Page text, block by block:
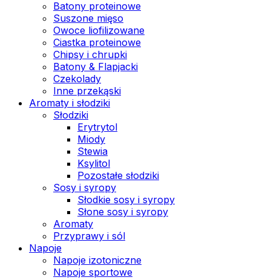
Batony proteinowe
Suszone mięso
Owoce liofilizowane
Ciastka proteinowe
Chipsy i chrupki
Batony & Flapjacki
Czekolady
Inne przekąski
Aromaty i słodziki
Słodziki
Erytrytol
Miody
Stewia
Ksylitol
Pozostałe słodziki
Sosy i syropy
Słodkie sosy i syropy
Słone sosy i syropy
Aromaty
Przyprawy i sól
Napoje
Napoje izotoniczne
Napoje sportowe